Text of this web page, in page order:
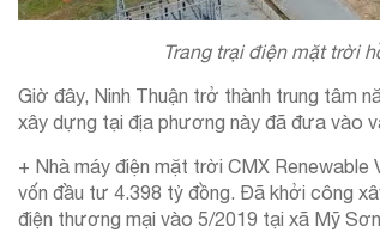
Trang trại điện mặt trời
Giờ đây, Ninh Thuận trở thành trung tâm
xây dựng tại địa phương này đã đưa vào
+ Nhà máy điện mặt trời CMX
vốn đầu tư 4.398 tỷ đồng. Đã khởi công
điện thương mại vào 5/2019 tại xã Mỹ